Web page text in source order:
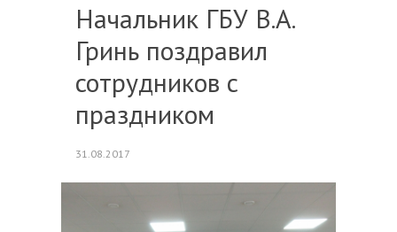
Начальник ГБУ В.А.
Гринь поздравил
сотрудников с
праздником
31.08.2017